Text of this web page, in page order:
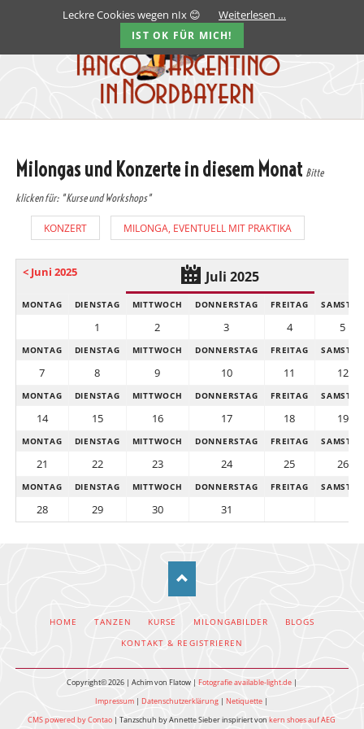
Milongas und Konzerte in diesem Monat Bitte
klicken für: "Kurse und Workshops"
KONZERT MILONGA, EVENTUELL MIT PRAKTIKA
< Juni 2025 Juli 2025
MONTAG DIENSTAG MITTWOCH DONNERSTAG FREITAG SAMSTAG
1 2 3 4 5
MONTAG DIENSTAG MITTWOCH DONNERSTAG FREITAG SAMSTAG
7 8 9 10 11 12
MONTAG DIENSTAG MITTWOCH DONNERSTAG FREITAG SAMSTAG
14 15 16 17 18 19
MONTAG DIENSTAG MITTWOCH DONNERSTAG FREITAG SAMSTAG
21 22 23 24 25 26
MONTAG DIENSTAG MITTWOCH DONNERSTAG FREITAG SAMSTAG
28 29 30 31
HOME TANZEN KURSE MILONGABILDER
BLOGS
KONTAKT & REGISTRIEREN
Copyright© 2026 | Achim von Flatow | Fotografie available-light.de|
Impressum |Datenschutzerklärung |Netiquette |
CMS powered by Contao | Tanzschuh by Annette Sieber inspiriert vonkern shoes auf AEG
Leckre Cookies wegen nIx 😊 Weiterlesen …
IST OK FÜR MICH!